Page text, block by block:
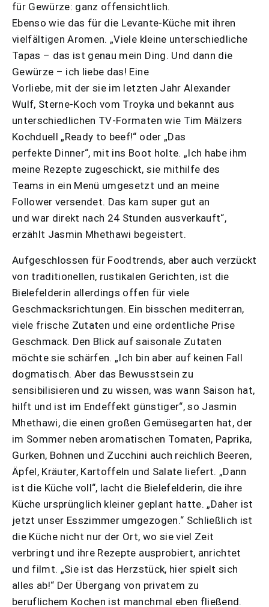
für Gewürze: ganz offensichtlich.
Ebenso wie das für die Levante-Küche mit ihren
vielfältigen Aromen. „Viele kleine unterschiedliche
Tapas – das ist genau mein Ding. Und dann die
Gewürze – ich liebe das! Eine
Vorliebe, mit der sie im letzten Jahr Alexander
Wulf, Sterne-Koch vom Troyka und bekannt aus
unterschiedlichen TV-Formaten wie Tim Mälzers
Kochduell „Ready to beef!“ oder „Das
perfekte Dinner“, mit ins Boot holte. „Ich habe ihm
meine Rezepte zugeschickt, sie mithilfe des
Teams in ein Menü umgesetzt und an meine
Follower versendet. Das kam super gut an
und war direkt nach 24 Stunden ausverkauft“,
erzählt Jasmin Mhethawi begeistert.
Aufgeschlossen für Foodtrends, aber auch verzückt
von traditionellen, rustikalen Gerichten, ist die
Bielefelderin allerdings offen für viele
Geschmacksrichtungen. Ein bisschen mediterran,
viele frische Zutaten und eine ordentliche Prise
Geschmack. Den Blick auf saisonale Zutaten
möchte sie schärfen. „Ich bin aber auf keinen Fall
dogmatisch. Aber das Bewusstsein zu
sensibilisieren und zu wissen, was wann Saison hat,
hilft und ist im Endeffekt günstiger“, so Jasmin
Mhethawi, die einen großen Gemüsegarten hat, der
im Sommer neben aromatischen Tomaten, Paprika,
Gurken, Bohnen und Zucchini auch reichlich Beeren,
Äpfel, Kräuter, Kartoffeln und Salate liefert. „Dann
ist die Küche voll“, lacht die Bielefelderin, die ihre
Küche ursprünglich kleiner geplant hatte. „Daher ist
jetzt unser Esszimmer umgezogen.“ Schließlich ist
die Küche nicht nur der Ort, wo sie viel Zeit
verbringt und ihre Rezepte ausprobiert, anrichtet
und filmt. „Sie ist das Herzstück, hier spielt sich
alles ab!“ Der Übergang von privatem zu
beruflichem Kochen ist manchmal eben fließend.